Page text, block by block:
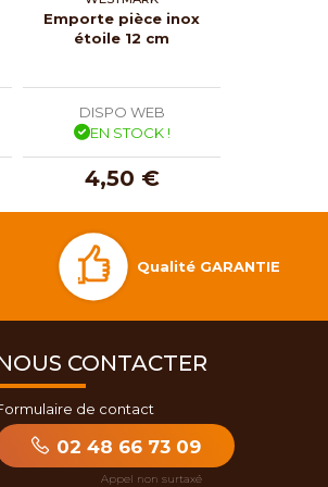
Emporte pièce inox
étoile 12 cm
DISPO WEB
EN STOCK !
4,50 €
Qualité GARANTIE
CONTACTER
de contact
02 48 66 73 09